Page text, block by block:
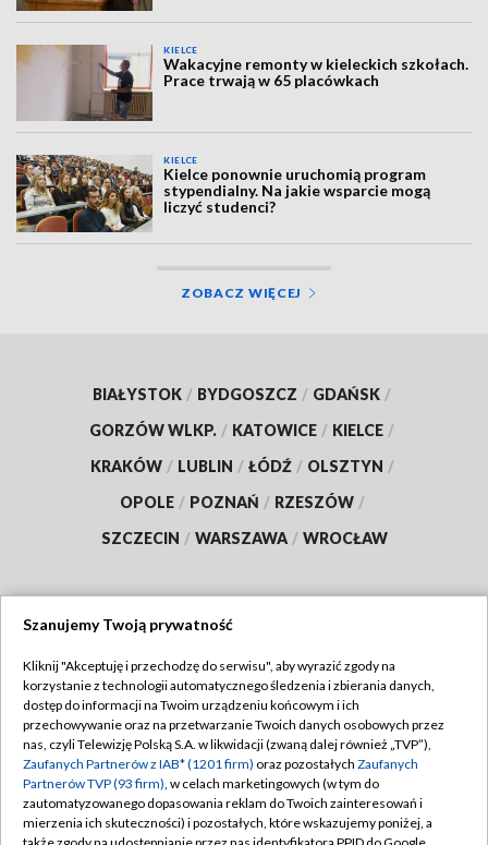
KIELCE
Wakacyjne remonty w kieleckich szkołach.
Prace trwają w 65 placówkach
KIELCE
Kielce ponownie uruchomią program
stypendialny. Na jakie wsparcie mogą
liczyć studenci?
ZOBACZ WIĘCEJ
BIAŁYSTOK / BYDGOSZCZ / GDAŃSK /
GORZÓW WLKP. / KATOWICE / KIELCE /
KRAKÓW / LUBLIN / ŁÓDŹ / OLSZTYN /
OPOLE / POZNAŃ / RZESZÓW /
SZCZECIN / WARSZAWA / WROCŁAW
TVP
Abonament TVP
Emisja w TVP
Centrum informacji TVP
Naziemna Telewizja Cyfrowa
Regulamin TVP
Polityka prywatności
Moje zgody
Pomoc
Szanujemy Twoją prywatność
Kliknij "Akceptuję i przechodzę do serwisu", aby wyrazić zgody na
korzystanie z technologii automatycznego śledzenia i zbierania danych,
dostęp do informacji na Twoim urządzeniu końcowym i ich
przechowywanie oraz na przetwarzanie Twoich danych osobowych przez
nas, czyli Telewizję Polską S.A. w likwidacji (zwaną dalej również „TVP”),
Zaufanych Partnerów z IAB* (1201 firm) oraz pozostałych Zaufanych
Partnerów TVP (93 firm), w celach marketingowych (w tym do
zautomatyzowanego dopasowania reklam do Twoich zainteresowań i
mierzenia ich skuteczności) i pozostałych, które wskazujemy poniżej, a